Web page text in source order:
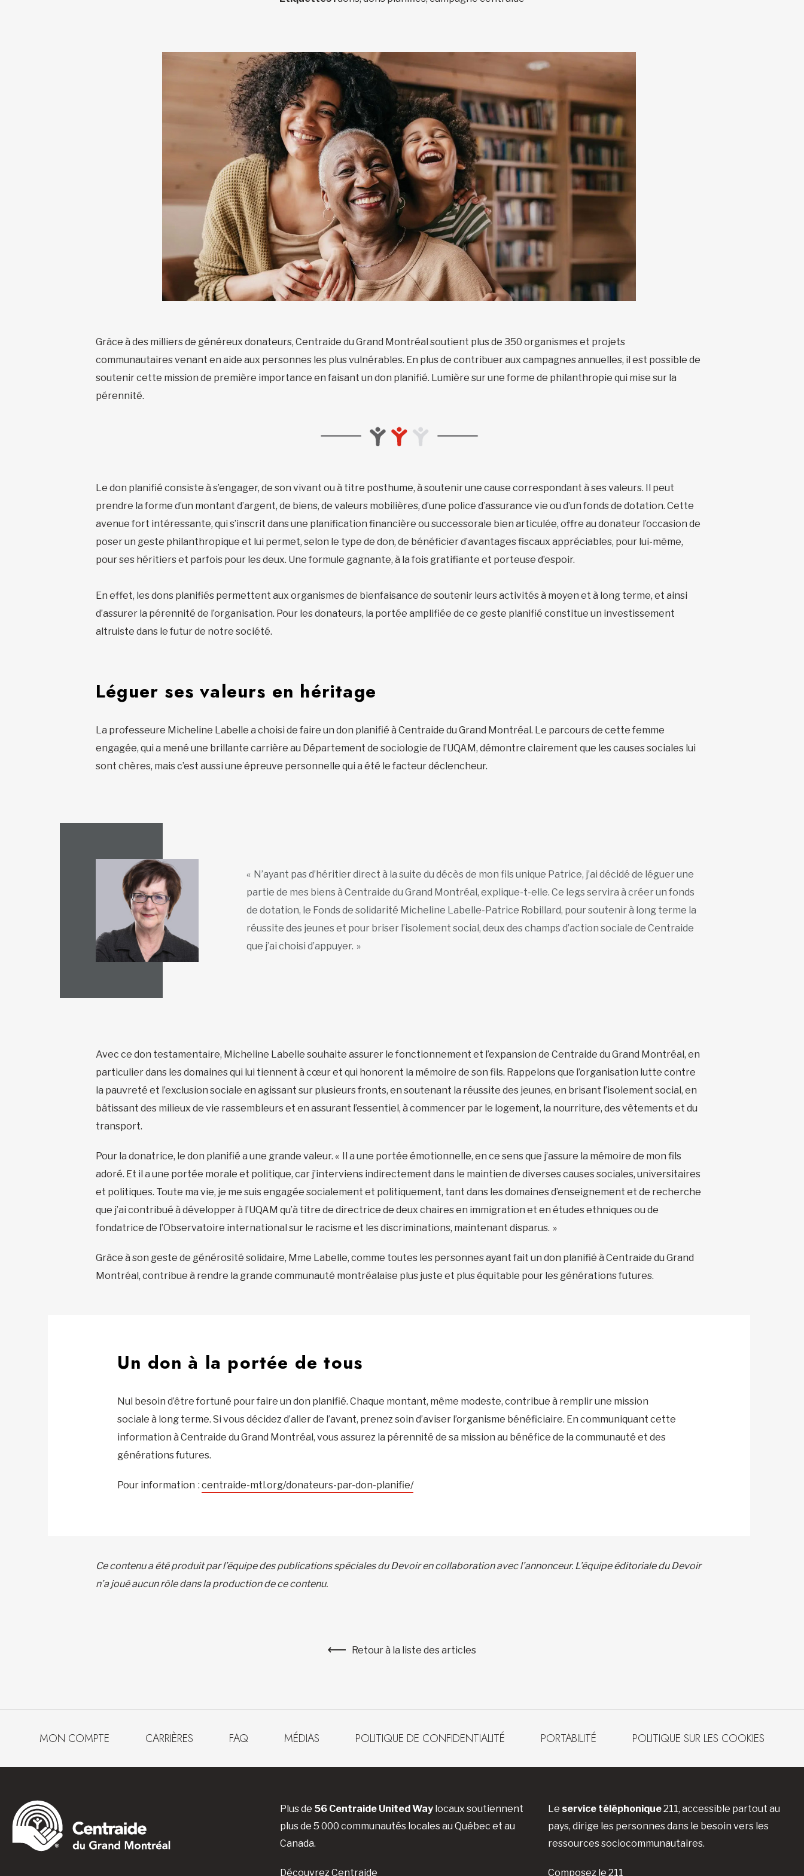
Grâce à des milliers de généreux donateurs, Centraide du Grand Montréal soutient plus de 350 organismes et projets
communautaires venant en aide aux personnes les plus vulnérables. En plus de contribuer aux campagnes annuelles, il est possible de
soutenir cette mission de première importance en faisant un don planifié. Lumière sur une forme de philanthropie qui mise sur la
pérennité.
Le don planifié consiste à s’engager, de son vivant ou à titre posthume, à soutenir une cause correspondant à ses valeurs. Il peut
prendre la forme d’un montant d’argent, de biens, de valeurs mobilières, d’une police d’assurance vie ou d’un fonds de dotation. Cette
avenue fort intéressante, qui s’inscrit dans une planification financière ou successorale bien articulée, offre au donateur l’occasion de
poser un geste philanthropique et lui permet, selon le type de don, de bénéficier d’avantages fiscaux appréciables, pour lui-même,
pour ses héritiers et parfois pour les deux. Une formule gagnante, à la fois gratifiante et porteuse d’espoir.
En effet, les dons planifiés permettent aux organismes de bienfaisance de soutenir leurs activités à moyen et à long terme, et ainsi
d’assurer la pérennité de l’organisation. Pour les donateurs, la portée amplifiée de ce geste planifié constitue un investissement
altruiste dans le futur de notre société.
Léguer ses valeurs en héritage
La professeure Micheline Labelle a choisi de faire un don planifié à Centraide du Grand Montréal. Le parcours de cette femme
engagée, qui a mené une brillante carrière au Département de sociologie de l’UQAM, démontre clairement que les causes sociales lui
sont chères, mais c’est aussi une épreuve personnelle qui a été le facteur déclencheur.
« N’ayant pas d’héritier direct à la suite du décès de mon fils unique Patrice, j’ai décidé de léguer une
partie de mes biens à Centraide du Grand Montréal, explique-t-elle. Ce legs servira à créer un fonds
de dotation, le Fonds de solidarité Micheline Labelle-Patrice Robillard, pour soutenir à long terme la
réussite des jeunes et pour briser l’isolement social, deux des champs d’action sociale de Centraide
que j’ai choisi d’appuyer. »
Avec ce don testamentaire, Micheline Labelle souhaite assurer le fonctionnement et l’expansion de Centraide du Grand Montréal, en
particulier dans les domaines qui lui tiennent à cœur et qui honorent la mémoire de son fils. Rappelons que l’organisation lutte contre
la pauvreté et l’exclusion sociale en agissant sur plusieurs fronts, en soutenant la réussite des jeunes, en brisant l’isolement social, en
bâtissant des milieux de vie rassembleurs et en assurant l’essentiel, à commencer par le logement, la nourriture, des vêtements et du
transport.
Pour la donatrice, le don planifié a une grande valeur. « Il a une portée émotionnelle, en ce sens que j’assure la mémoire de mon fils
adoré. Et il a une portée morale et politique, car j’interviens indirectement dans le maintien de diverses causes sociales, universitaires
et politiques. Toute ma vie, je me suis engagée socialement et politiquement, tant dans les domaines d’enseignement et de recherche
que j’ai contribué à développer à l’UQAM qu’à titre de directrice de deux chaires en immigration et en études ethniques ou de
fondatrice de l’Observatoire international sur le racisme et les discriminations, maintenant disparus. »
Grâce à son geste de générosité solidaire, Mme Labelle, comme toutes les personnes ayant fait un don planifié à Centraide du Grand
Montréal, contribue à rendre la grande communauté montréalaise plus juste et plus équitable pour les générations futures.
Un don à la portée de tous
Nul besoin d’être fortuné pour faire un don planifié. Chaque montant, même modeste, contribue à remplir une mission
sociale à long terme. Si vous décidez d’aller de l’avant, prenez soin d’aviser l’organisme bénéficiaire. En communiquant cette
information à Centraide du Grand Montréal, vous assurez la pérennité de sa mission au bénéfice de la communauté et des
générations futures.
Pour information : centraide-mtl.org/donateurs-par-don-planifie/
Ce contenu a été produit par l’équipe des publications spéciales du Devoir en collaboration avec l’annonceur. L’équipe éditoriale du Devoir
n’a joué aucun rôle dans la production de ce contenu.
Retour à la liste des articles
MON COMPTE CARRIÈRES FAQ MÉDIAS POLITIQUE DE CONFIDENTIALITÉ PORTABILITÉ POLITIQUE SUR LES COOKIES
Plus de 56 Centraide United Waylocaux soutiennent
plus de 5 000 communautés locales au Québec et au
Canada.
Découvrez Centraide
Le service téléphonique211, accessible partout au
pays, dirige les personnes dans le besoin vers les
ressources sociocommunautaires.
Composez le 211